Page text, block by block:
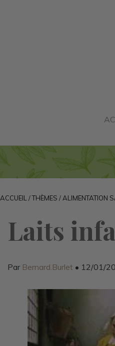
ACCUEIL /THÈMES / ALIMENTATION
Laits
Par Bernard.Burlet • 12/01/